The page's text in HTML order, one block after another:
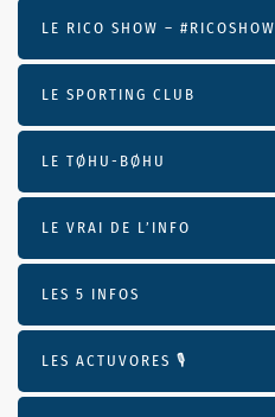
LE RICO SHOW – #RICOSHOW
LE SPORTING CLUB
LE TØHU-BØHU
LE VRAI DE L’INFO
LES 5 INFOS
LES ACTUVORES 🎙